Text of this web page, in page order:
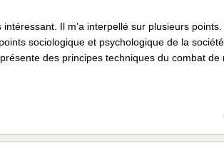
Il m’a interpellé sur plusieurs points.
sociologique et psychologique de la
des principes techniques du combat